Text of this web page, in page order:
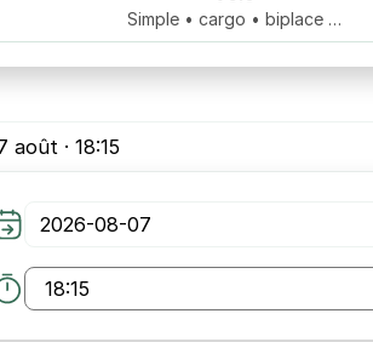
Simple • cargo • biplace …
août · 18:15